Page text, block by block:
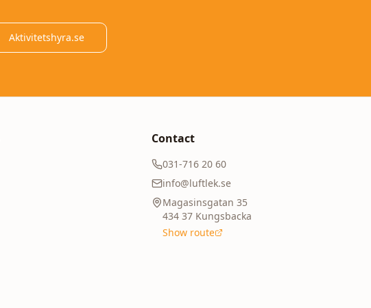
Aktivitetshyra.se
Contact
031-716 20 60
info@luftlek.se
Magasinsgatan 35
434 37 Kungsbacka
Show route